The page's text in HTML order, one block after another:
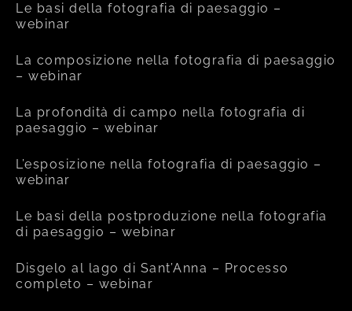
Le basi della fotografia di paesaggio –
webinar
La composizione nella fotografia di paesaggio
– webinar
La profondità di campo nella fotografia di
paesaggio – webinar
L’esposizione nella fotografia di paesaggio –
webinar
Le basi della postproduzione nella fotografia
di paesaggio – webinar
Disgelo al lago di Sant’Anna – Processo
completo – webinar